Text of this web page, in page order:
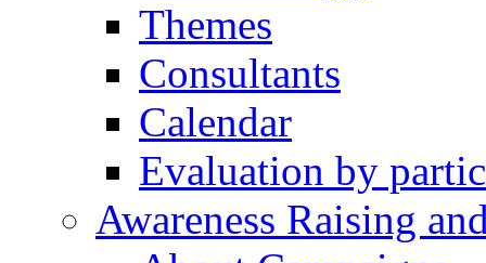
Themes
Consultants
Calendar
Evaluation by
Awareness Raising